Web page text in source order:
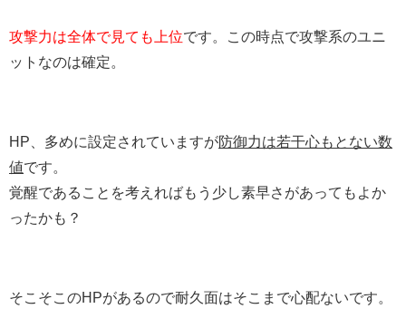
攻撃力は全体で見ても上位です。この時点で攻撃系のユニ
ットなのは確定。
HP、多めに設定されていますが防御力は若干心もとない数
値です。
覚醒であることを考えればもう少し素早さがあってもよか
ったかも？
そこそこのHPがあるので耐久面はそこまで心配ないです。